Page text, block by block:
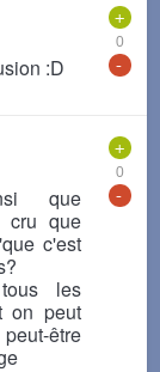
+
0
-
:D
+
0
-
que
cru que
c'est
les
on peut
être